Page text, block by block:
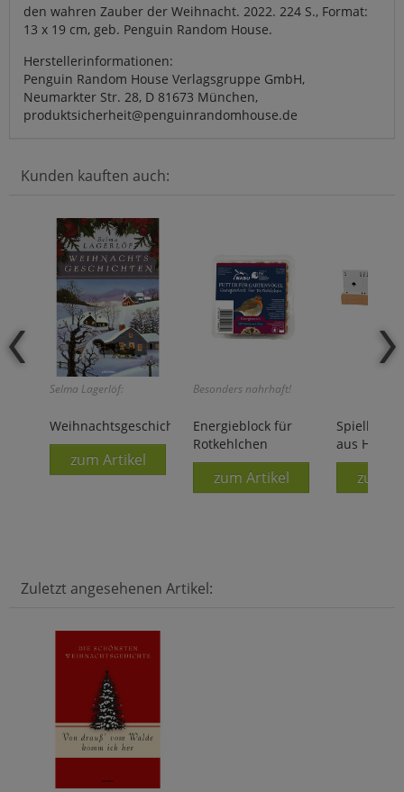
den wahren Zauber der Weihnacht. 2022. 224 S., Format:
13 x 19 cm, geb. Penguin Random House.
Herstellerinformationen:
Penguin Random House Verlagsgruppe GmbH,
Neumarkter Str. 28, D 81673 München,
produktsicherheit@penguinrandomhouse.de
Kunden kauften auch:
Selma Lagerlöf:
Weihnachtsgeschichten
zum Artikel
Besonders nahrhaft!
Energieblock für
Rotkehlchen
zum Artikel
aus Holz
zum
Zuletzt angesehenen Artikel: